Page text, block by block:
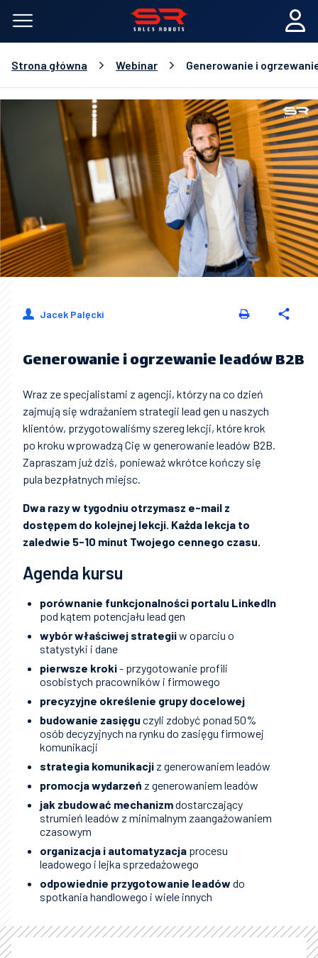
Strona główna Webinar Generowanie i
Jacek Palęcki
Generowanie i ogrzewanie leadów B2B
Wraz ze specjalistami z agencji, którzy na co dzień
zajmują się wdrażaniem strategii lead gen u naszych
klientów, przygotowaliśmy szereg lekcji, które krok
po kroku wprowadzą Cię w generowanie leadów B2B.
Zapraszam już dziś, ponieważ wkrótce kończy się
pula bezpłatnych miejsc.
Dwa razy w tygodniu otrzymasz e-mail z
dostępem do kolejnej lekcji. Każda lekcja to
zaledwie 5-10 minut Twojego cennego czasu.
Agenda kursu
porównanie funkcjonalności portalu LinkedIn
pod kątem potencjału lead gen
wybór właściwej strategiiw oparciu o
statystyki i dane
pierwsze kroki- przygotowanie profili
osobistych pracowników i firmowego
precyzyjne określenie grupy docelowej
budowanie zasięgu czyli zdobyć ponad 50%
osób decyzyjnych na rynku do zasięgu firmowej
komunikacji
strategia komunikacji z generowaniem leadów
promocja wydarzeń z generowaniem leadów
jak zbudować mechanizmdostarczający
strumień leadów z minimalnym zaangażowaniem
czasowym
organizacja i automatyzacja procesu
leadowego i lejka sprzedażowego
odpowiednie przygotowanie leadów do
spotkania handlowego i wiele innych